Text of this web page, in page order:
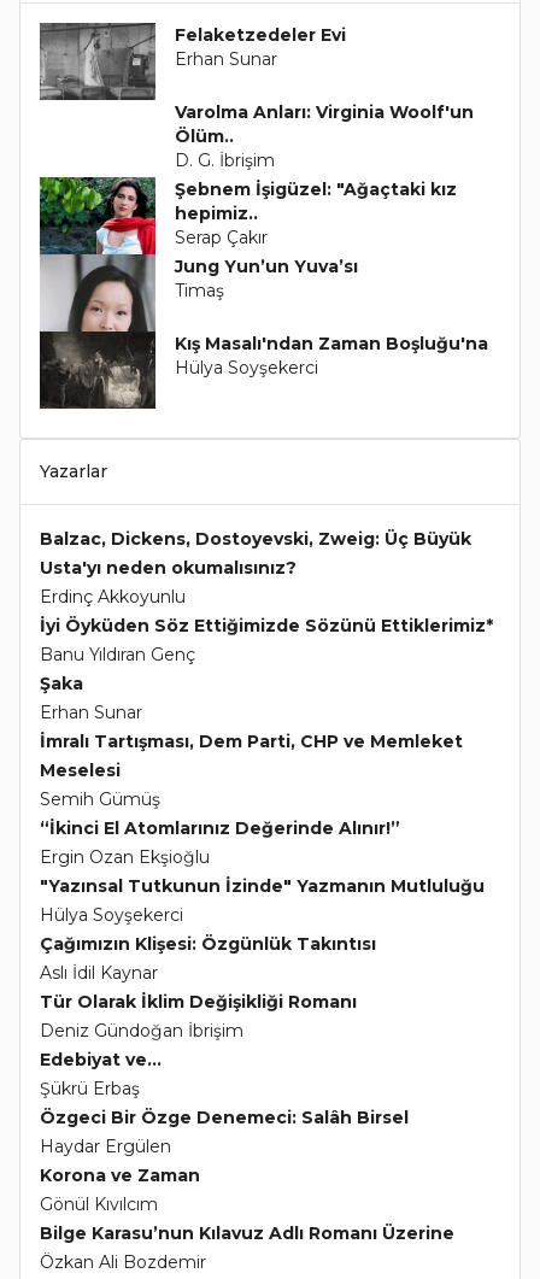
Felaketzedeler Evi
Erhan Sunar
Varolma Anları: Virginia Woolf'un
Ölüm..
D. G. İbrişim
Şebnem İşigüzel: "Ağaçtaki kız
hepimiz..
Serap Çakır
Jung Yun’un Yuva’sı
Timaş
Kış Masalı'ndan Zaman Boşluğu'na
Hülya Soyşekerci
Yazarlar
Balzac, Dickens, Dostoyevski, Zweig: Üç Büyük
Usta'yı neden okumalısınız?
Erdinç Akkoyunlu
İyi Öyküden Söz Ettiğimizde Sözünü Ettiklerimiz*
Banu Yıldıran Genç
Şaka
Erhan Sunar
İmralı Tartışması, Dem Parti, CHP ve Memleket
Meselesi
Semih Gümüş
“İkinci El Atomlarınız Değerinde Alınır!”
Ergin Ozan Ekşioğlu
"Yazınsal Tutkunun İzinde" Yazmanın Mutluluğu
Hülya Soyşekerci
Çağımızın Klişesi: Özgünlük Takıntısı
Aslı İdil Kaynar
Tür Olarak İklim Değişikliği Romanı
Deniz Gündoğan İbrişim
Edebiyat ve...
Şükrü Erbaş
Özgeci Bir Özge Denemeci: Salâh Birsel
Haydar Ergülen
Korona ve Zaman
Gönül Kıvılcım
Bilge Karasu’nun Kılavuz Adlı Romanı Üzerine
Özkan Ali Bozdemir